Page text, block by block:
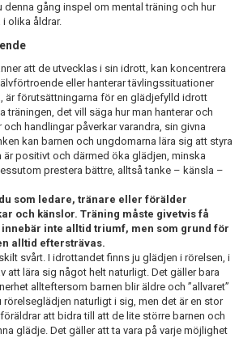
denna gång inspel om mental träning och hur
olika åldrar.
att de utvecklas i sin idrott, kan koncentrera
eller hanterar tävlingssituationer
är förutsättningarna för en glädjefylld idrott
träningen, det vill säga hur man hanterar och
handlingar påverkar varandra, sin givna
kan barnen och ungdomarna lära sig att styra
positivt och därmed öka glädjen, minska
prestera bättre, alltså tanke – känsla –
som ledare, tränare eller förälder
och känslor. Träning måste givetvis få
inte alltid triumf, men som grund för
alltid eftersträvas.
svårt. I idrottandet finns ju glädjen i rörelsen, i
att lära sig något helt naturligt. Det gäller bara
allteftersom barnen blir äldre och ”allvaret”
rörelseglädjen naturligt i sig, men det är en stor
att bidra till att de lite större barnen och
glädje. Det gäller att ta vara på varje möjlighet